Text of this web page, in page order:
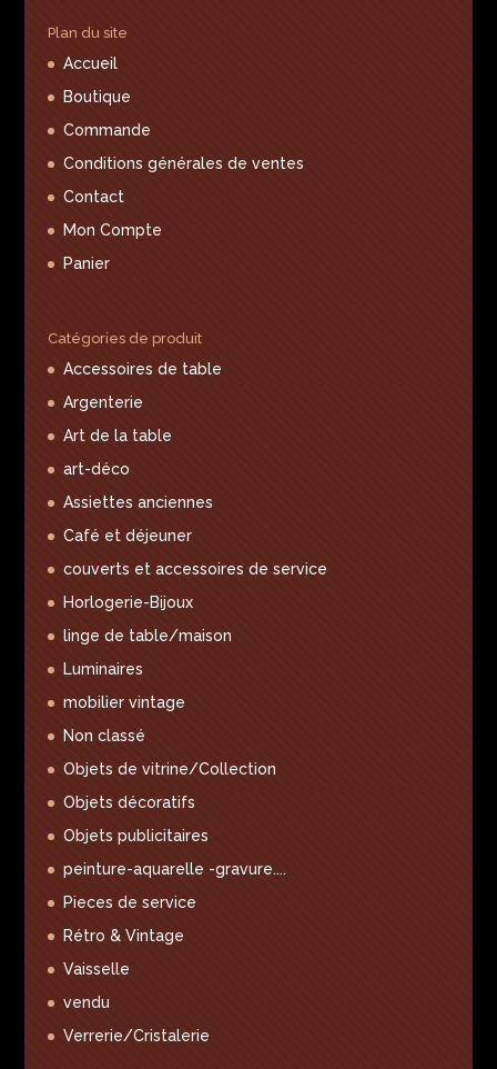
Plan du site
Accueil
Boutique
Commande
Conditions générales de ventes
Contact
Mon Compte
Panier
Catégories de produit
Accessoires de table
Argenterie
Art de la table
art-déco
Assiettes anciennes
Café et déjeuner
couverts et accessoires de service
Horlogerie-Bijoux
linge de table/maison
Luminaires
mobilier vintage
Non classé
Objets de vitrine/Collection
Objets décoratifs
Objets publicitaires
peinture-aquarelle -gravure....
Pieces de service
Rétro & Vintage
Vaisselle
vendu
Verrerie/Cristalerie